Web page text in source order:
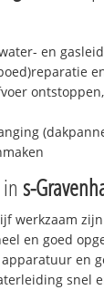
en
s-
werkzaam
en goed
en
snel